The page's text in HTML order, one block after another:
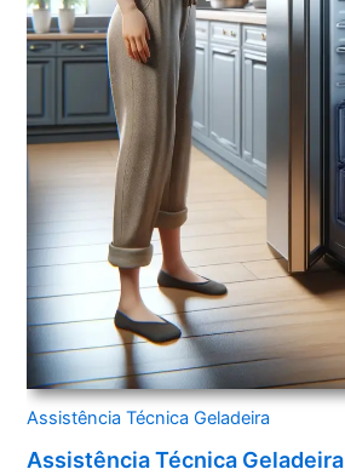
Assistência Técnica Geladeira
Assistência Técnica Geladeira